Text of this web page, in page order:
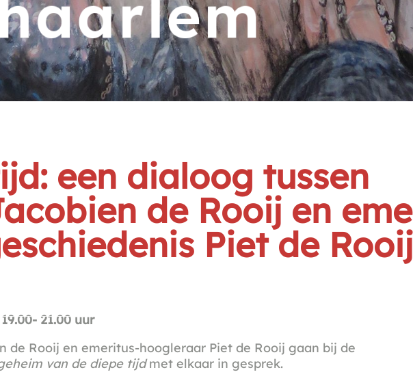
een dialoog tussen
de Rooij en
Piet de Rooij
21.00 uur
de Rooij en emeritus-hoogleraar Piet de Rooij gaan bij de
van de diepe tijdmet elkaar in gesprek.